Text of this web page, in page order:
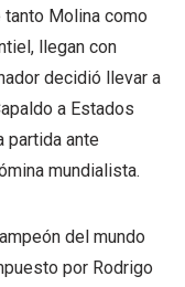
tanto Molina como
llegan con
decidió llevar a
a Estados
partida ante
mundialista.
del mundo
por Rodrigo